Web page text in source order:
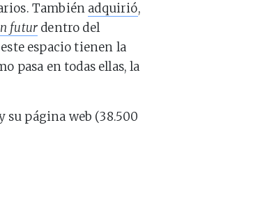
También adquirió,
futur dentro del
espacio tienen la
pasa en todas ellas, la
su página web (38.500